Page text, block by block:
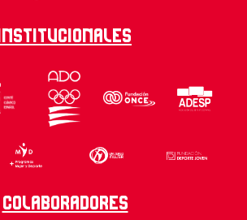
Institucionales
Colaboradores